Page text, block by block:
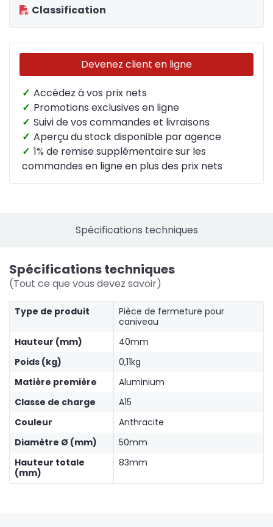
Classification
Devenez client en ligne
✓ Accédez à vos prix nets
✓ Promotions exclusives en ligne
✓ Suivi de vos commandes et livraisons
✓ Aperçu du stock disponible par agence
✓ 1% de remise supplémentaire sur les
commandes en ligne en plus des prix nets
Spécifications techniques
Spécifications techniques
(Tout ce que vous devez savoir)
Type de produit
Pièce de fermeture pour
caniveau
Hauteur (mm)
40mm
Poids (kg)
0,11kg
Matière première
Aluminium
Classe de charge
A15
Couleur
Anthracite
Diamètre Ø (mm)
50mm
Hauteur totale
(mm)
83mm